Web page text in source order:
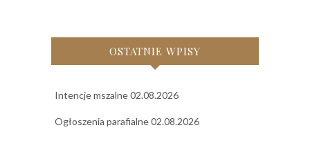
OSTATNIE WPISY
Intencje mszalne 02.08.2026
Ogłoszenia parafialne 02.08.2026